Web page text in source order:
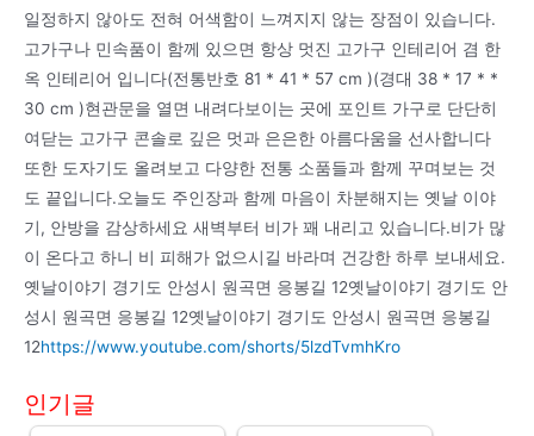
일정하지 않아도 전혀 어색함이 느껴지지 않는 장점이 있습니다.
고가구나 민속품이 함께 있으면 항상 멋진 고가구 인테리어 겸 한
옥 인테리어 입니다(전통반호 81 * 41 * 57 cm )(경대 38 * 17 * *
30 cm )현관문을 열면 내려다보이는 곳에 포인트 가구로 단단히
여닫는 고가구 콘솔로 깊은 멋과 은은한 아름다움을 선사합니다
또한 도자기도 올려보고 다양한 전통 소품들과 함께 꾸며보는 것
도 끝입니다.오늘도 주인장과 함께 마음이 차분해지는 옛날 이야
기, 안방을 감상하세요 새벽부터 비가 꽤 내리고 있습니다.비가 많
이 온다고 하니 비 피해가 없으시길 바라며 건강한 하루 보내세요.
옛날이야기 경기도 안성시 원곡면 응봉길 12옛날이야기 경기도 안
성시 원곡면 응봉길 12옛날이야기 경기도 안성시 원곡면 응봉길
12https://www.youtube.com/shorts/5lzdTvmhKro
인기글